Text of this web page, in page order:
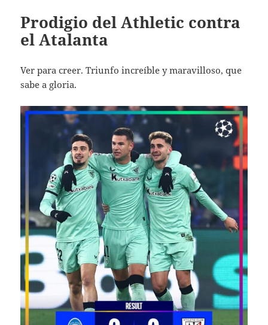
Prodigio del Athletic contra
el Atalanta
Ver para creer. Triunfo increíble y maravilloso, que
sabe a gloria.